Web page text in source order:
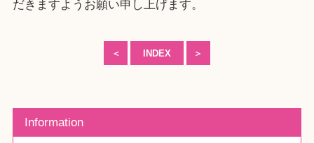
だきますようお願い申し上げます。
＜ INDEX ＞
Information